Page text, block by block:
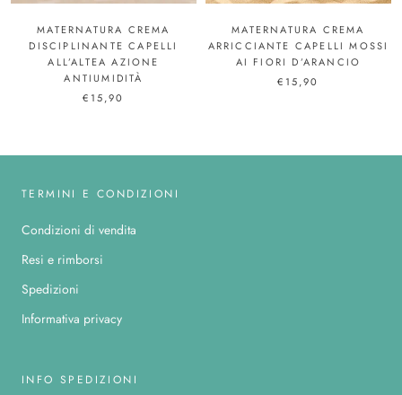
MATERNATURA CREMA
DISCIPLINANTE CAPELLI
ALL’ALTEA AZIONE
ANTIUMIDITÀ
€15,90
MATERNATURA CREMA
ARRICCIANTE CAPELLI MOSSI
AI FIORI D’ARANCIO
€15,90
TERMINI E CONDIZIONI
Condizioni di vendita
Resi e rimborsi
Spedizioni
Informativa privacy
INFO SPEDIZIONI